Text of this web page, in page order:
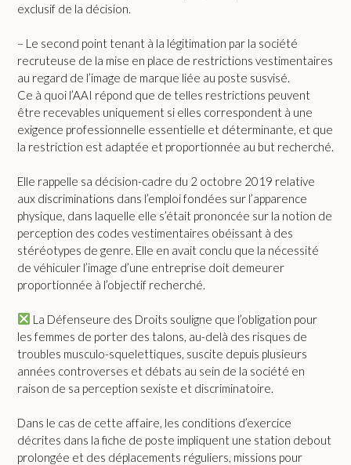
exclusif de la décision.
– Le second point tenant à la légitimation par la société
recruteuse de la mise en place de restrictions vestimentaires
au regard de l’image de marque liée au poste susvisé.
Ce à quoi l’AAI répond que de telles restrictions peuvent
être recevables uniquement si elles correspondent à une
exigence professionnelle essentielle et déterminante, et que
la restriction est adaptée et proportionnée au but recherché.
Elle rappelle sa décision-cadre du 2 octobre 2019 relative
aux discriminations dans l’emploi fondées sur l’apparence
physique, dans laquelle elle s’était prononcée sur la notion de
perception des codes vestimentaires obéissant à des
stéréotypes de genre. Elle en avait conclu que la nécessité
de véhiculer l’image d’une entreprise doit demeurer
proportionnée à l’objectif recherché.
La Défenseure des Droits souligne que l’obligation pour
les femmes de porter des talons, au-delà des risques de
troubles musculo-squelettiques, suscite depuis plusieurs
années controverses et débats au sein de la société en
raison de sa perception sexiste et discriminatoire.
Dans le cas de cette affaire, les conditions d’exercice
décrites dans la fiche de poste impliquent une station debout
prolongée et des déplacements réguliers, missions pour